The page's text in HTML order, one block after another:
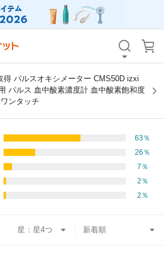
得 パルスオキシメーター CMS50D izxi
パルス 血中酸素濃度計 血中酸素飽和度
ンタッチ
63％
26 ％
7 ％
2 ％
2 ％
星：
すべて
すべて